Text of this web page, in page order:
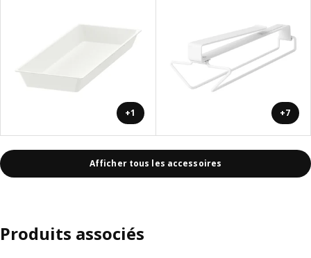
+1 +7
Afficher tous les accessoires
Produits associés